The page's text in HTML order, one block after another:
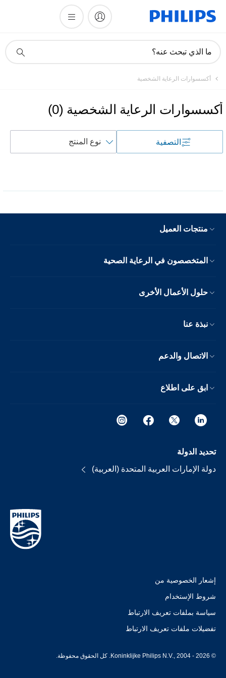
دعم
ما الذي تبحث عنه؟
أكسسوارات الرعاية الشخصية
أكسسوارات الرعاية الشخصية (
0
)
التصفية
حسب
منتجات العميل
المتخصصون في الرعاية الصحية
حلول الأعمال الأخرى
نبذة عنا
الاتصال والدعم
ابق على اطلاع
تحديد الدولة
دولة الإمارات العربية المتحدة (العربية)
إشعار الخصوصية من
شروط الإستخدام
سياسة بملفات تعريف الارتباط
تفضيلات ملفات تعريف الارتباط
© Koninklijke Philips N.V., 2004 - 2026. كل الحقوق محفوظة.